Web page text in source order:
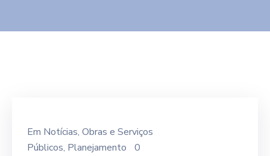
Em Notícias‚ Obras e Serviços
Públicos‚ Planejamento 0